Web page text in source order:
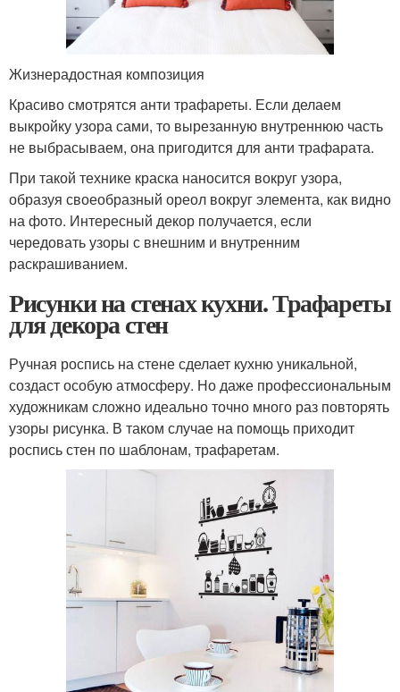
Жизнерадостная композиция
Красиво смотрятся анти трафареты. Если делаем
выкройку узора сами, то вырезанную внутреннюю часть
не выбрасываем, она пригодится для анти трафарата.
При такой технике краска наносится вокруг узора,
образуя своеобразный ореол вокруг элемента, как видно
на фото. Интересный декор получается, если
чередовать узоры с внешним и внутренним
раскрашиванием.
Рисунки на стенах кухни. Трафареты
для декора стен
Ручная роспись на стене сделает кухню уникальной,
создаст особую атмосферу. Но даже профессиональным
художникам сложно идеально точно много раз повторять
узоры рисунка. В таком случае на помощь приходит
роспись стен по шаблонам, трафаретам.